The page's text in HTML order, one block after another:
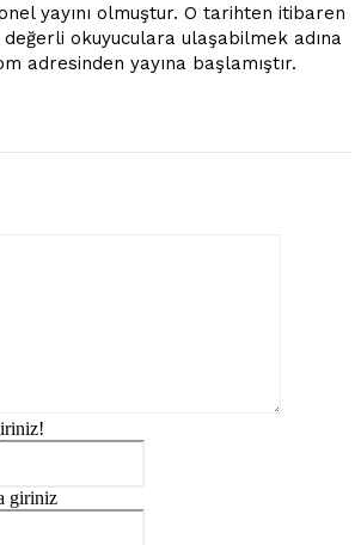
yayını olmuştur. O tarihten itibaren
okuyuculara ulaşabilmek adına
adresinden yayına başlamıştır.
giriniz